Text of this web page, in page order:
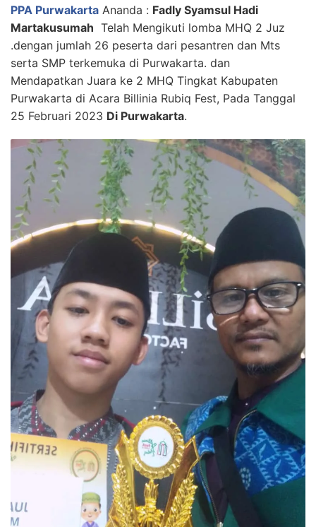
PPA Purwakarta Ananda : Fadly Syamsul Hadi
Martakusumah Telah Mengikuti lomba MHQ 2 Juz
.dengan jumlah 26 peserta dari pesantren dan Mts
serta SMP terkemuka di Purwakarta. dan
Mendapatkan Juara ke 2 MHQ Tingkat Kabupaten
Purwakarta di Acara Billinia Rubiq Fest, Pada Tanggal
25 Februari 2023 Di Purwakarta.